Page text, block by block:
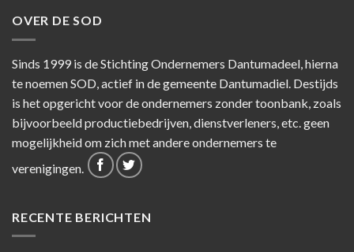
OVER DE SOD
Sinds 1999 is de Stichting Ondernemers Dantumadeel, hierna
te noemen SOD, actief in de gemeente Dantumadiel. Destijds
is het opgericht voor de ondernemers zonder toonbank, zoals
bijvoorbeeld productiebedrijven, dienstverleners, etc. geen
mogelijkheid om zich met andere ondernemers te
verenigingen.
RECENTE BERICHTEN